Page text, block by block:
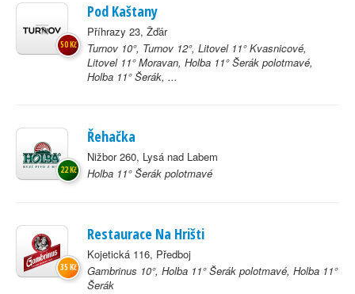
Pod Kaštany
Příhrazy 23, Žďár
Turnov 10°, Turnov 12°, Litovel 11° Kvasnicové,
Litovel 11° Moravan, Holba 11° Šerák polotmavé,
Holba 11° Šerák, ...
50 Kč
Řehačka
Nižbor 260, Lysá nad Labem
Holba 11° Šerák polotmavé
22 Kč
Restaurace Na Hrišti
Kojetická 116, Předboj
Gambrinus 10°, Holba 11° Šerák polotmavé, Holba 11°
Šerák
35 Kč